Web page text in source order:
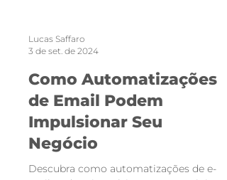
3 de set. de 2024
Como Automatizações
de Email Podem
Impulsionar Seu
Negócio